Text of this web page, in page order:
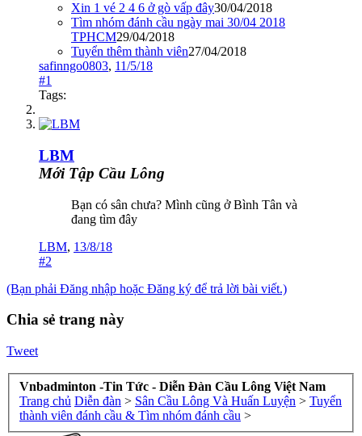
Xin 1 vé 2 4 6 ở gò vấp đây30/04/2018
Tìm nhóm đánh cầu ngày mai 30/04 2018
TPHCM29/04/2018
Tuyển thêm thành viên27/04/2018
safinngo0803, 11/5/18
#1
Tags:
LBM
Mới Tập Cầu Lông
Bạn có sân chưa? Mình cũng ở Bình Tân và
đang tìm đây
LBM, 13/8/18
#2
(Bạn phải Đăng nhập hoặc Đăng ký để trả lời bài viết.)
Chia sẻ trang này
Tweet
Vnbadminton -Tin Tức - Diễn Đàn Cầu Lông Việt Nam
Trang chủ Diễn đàn > Sân Cầu Lông Và Huấn Luyện > Tuyển
thành viên đánh cầu & Tìm nhóm đánh cầu >